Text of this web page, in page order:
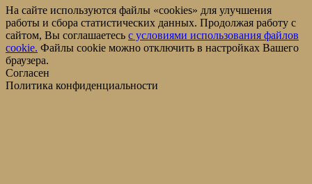
На сайте используются файлы «cookies» для улучшения
работы и сбора статистических данных. Продолжая работу с
сайтом, Вы соглашаетесь c условиями использования файлов
cookie. Файлы cookie можно отключить в настройках Вашего
браузера.
Согласен
Политика конфиденциальности